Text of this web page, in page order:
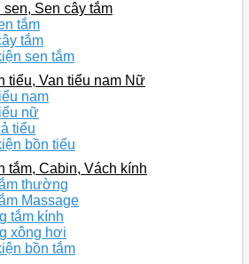
sen, Sen cây tắm
tắm
tắm
sen tắm
tiểu, Van tiểu nam Nữ
nam
nữ
tiểu
bồn tiểu
tắm, Cabin, Vách kính
thường
Massage
tắm kính
xông hơi
bồn tắm